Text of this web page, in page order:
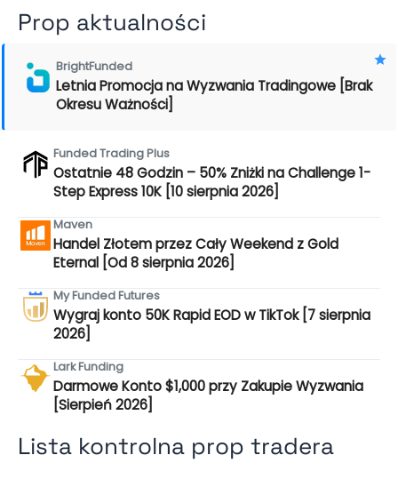
Prop aktualności
BrightFunded
Letnia Promocja na Wyzwania Tradingowe [Brak
Okresu Ważności]
Funded Trading Plus
Ostatnie 48 Godzin – 50% Zniżki na Challenge 1-
Step Express 10K [10 sierpnia 2026]
Maven
Handel Złotem przez Cały Weekend z Gold
Eternal [Od 8 sierpnia 2026]
My Funded Futures
Wygraj konto 50K Rapid EOD w TikTok [7 sierpnia
2026]
Lark Funding
Darmowe Konto $1,000 przy Zakupie Wyzwania
[Sierpień 2026]
Lista kontrolna prop tradera